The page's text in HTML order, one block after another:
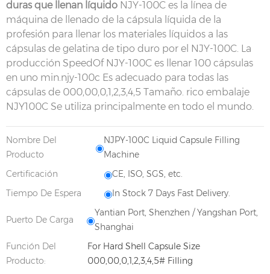
duras que llenan líquido NJY-100C es la línea de
máquina de llenado de la cápsula líquida de la
profesión para llenar los materiales líquidos a las
cápsulas de gelatina de tipo duro por el NJY-100C. La
producción SpeedOf NJY-100C es llenar 100 cápsulas
en uno min.njy-100c Es adecuado para todas las
cápsulas de 000,00,0,1,2,3,4,5 Tamaño. rico embalaje
NJY100C Se utiliza principalmente en todo el mundo.
Nombre Del
Producto
NJPY-100C Liquid Capsule Filling
Machine
Certificación
CE, ISO, SGS, etc.
Tiempo De Espera
In Stock 7 Days Fast Delivery.
Puerto De Carga
Yantian Port, Shenzhen / Yangshan Port,
Shanghai
Función Del
Producto:
For Hard Shell Capsule Size
000,00,0,1,2,3,4,5# Filling